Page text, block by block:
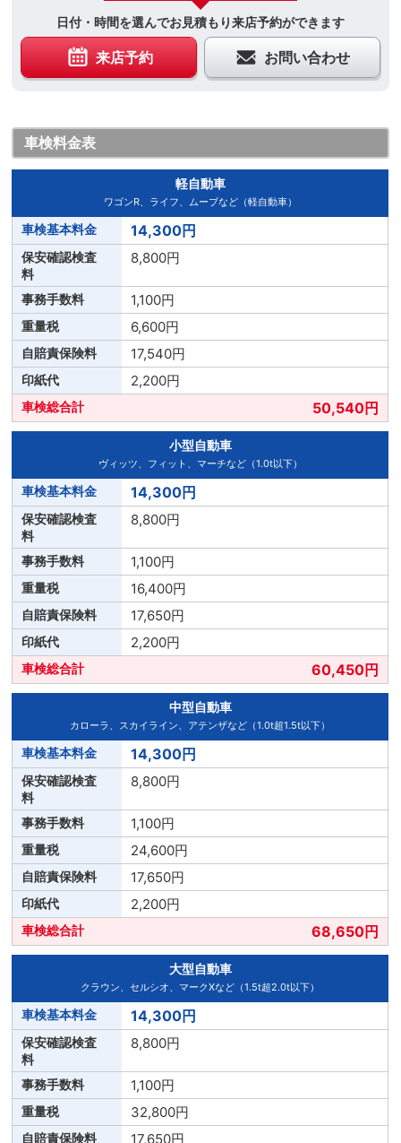
日付・時間を選んでお見積もり来店予約ができます
来店予約 お問い合わせ
車検料金表
軽自動車
ワゴンR、ライフ、ムーブなど（軽自動車）
14,300円
8,800円
1,100円
6,600円
17,540円
2,200円
50,540円
小型自動車
ヴィッツ、フィット、マーチなど（1.0t以下）
14,300円
8,800円
1,100円
16,400円
17,650円
2,200円
60,450円
中型自動車
カローラ、スカイライン、アテンザなど（1.0t超1.5t以下）
14,300円
8,800円
1,100円
24,600円
17,650円
2,200円
68,650円
大型自動車
クラウン、セルシオ、マークXなど（1.5t超2.0t以下）
14,300円
8,800円
1,100円
32,800円
17,650円